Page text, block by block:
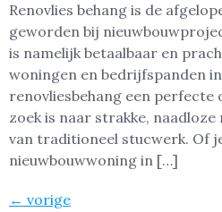
Renovlies behang is de
geworden bij
is namelijk betaalbaar en
woningen en bedrijfspanden
renovliesbehang een perfecte
zoek is naar strakke,
van traditioneel stucwerk. Of
nieuwbouwwoning in […]
← vorige